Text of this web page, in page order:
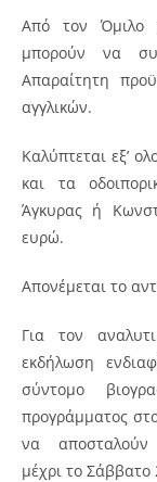
Από τον Όμιλο
μπορούν να
Απαραίτητη
αγγλικών.
Kαλύπτεται εξ’
και τα
Άγκυρας ή
ευρώ.
Απονέμεται το
Για τον
εκδήλωση
σύντομο
προγράμματος
να αποσταλούν
μέχρι το